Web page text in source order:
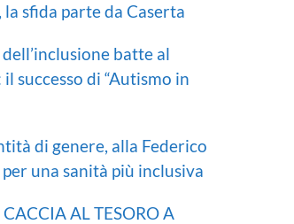
sfida parte da Caserta
batte al
successo di “Autismo in
di genere, alla Federico
una sanità più inclusiva
AL TESORO A